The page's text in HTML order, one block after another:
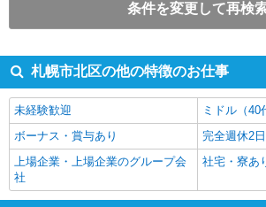
条件を変更して再検
札幌市北区の他の特徴のお仕事
未経験歓迎
ミドル（40
ボーナス・賞与あり
完全週休2日
上場企業・上場企業のグループ会
社
社宅・寮あ